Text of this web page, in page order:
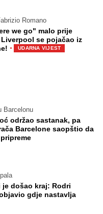
Romano
we go" malo prije
se pojačao iz
· UDARNA VIJEST
Barcelonu
održao sastanak, pa
Barcelone saopštio da
je došao kraj: Rodri
gdje nastavlja